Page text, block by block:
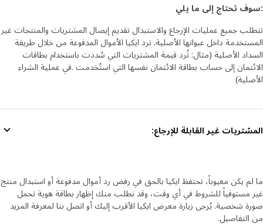
:سوف تحتاج إلى ما يلي
تتطلب جميع عمليات الإرجاع والاستبدال تقديم إيصال المشتريات والمنتجات غير
المستخدمة داخل عبواتها الأصلية. ترد ايكيا الأموال المدفوعة من خلال طريقة
السداد الأصلية (مثال: تُرد قيمة المشتريات التي سُددت باستخدام بطاقات
الائتمان إلى حساب بطاقة الائتمان نفسها التي استُخدمت .في عملية الشراء
الأصلية)
المشتريات غير القابلة للإرجاع:
ما لم يكن معيوباً، تحتفظ ايكيا بالحق في رفض رد أموال مدفوعة أو استبدال منتج
غير مستوفياً للشروط في أي وقت، وقد نطلب منك إظهار بطاقة هوية تحمل
صورة شخصية. يُرجى زيارة معرض ايكيا الأقرب إليك أو اتصل بنا لمعرفة المزيد
من التفاصيل.